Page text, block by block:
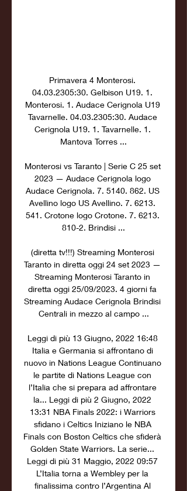
Primavera 4 Monterosi.
04.03.2305:30. Gelbison U19. 1.
Monterosi. 1. Audace Cerignola U19
Tavarnelle. 04.03.2305:30. Audace
Cerignola U19. 1. Tavarnelle. 1.
Mantova Torres ...
Monterosi vs Taranto | Serie C 25 set
2023 — Audace Cerignola logo
Audace Cerignola. 7. 5140. 862. US
Avellino logo US Avellino. 7. 6213.
541. Crotone logo Crotone. 7. 6213.
810-2. Brindisi ...
(diretta tv!!!) Streaming Monterosi
Taranto in diretta oggi 24 set 2023 —
Streaming Monterosi Taranto in
diretta oggi 25/09/2023. 4 giorni fa
Streaming Audace Cerignola Brindisi
Centrali in mezzo al campo ...
Leggi di più 13 Giugno, 2022 16:48
Italia e Germania si affrontano di
nuovo in Nations League Continuano
le partite di Nations League con
l’Italia che si prepara ad affrontare
la... Leggi di più 2 Giugno, 2022
13:31 NBA Finals 2022: i Warriors
sfidano i Celtics Iniziano le NBA
Finals con Boston Celtics che sfiderà
Golden State Warriors. La serie...
Leggi di più 31 Maggio, 2022 09:57
L’Italia torna a Wembley per la
finalissima contro l’Argentina Al